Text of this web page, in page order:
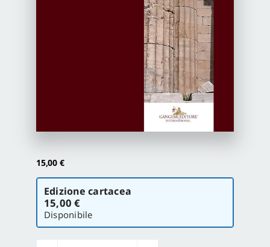
15,00 €
Scegli
versione
Edizione cartacea
15,00 €
Disponibile